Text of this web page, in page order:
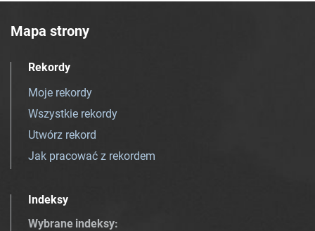
Mapa strony
Rekordy
Moje rekordy
Wszystkie rekordy
Utwórz rekord
Jak pracować z rekordem
Indeksy
Wybrane indeksy: